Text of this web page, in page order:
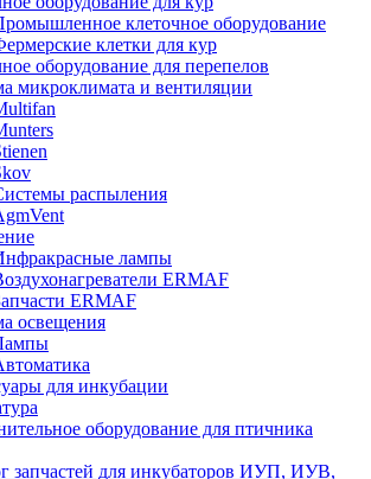
клеточное оборудование
клетки для кур
оборудование для перепелов
микроклимата и вентиляции
распыления
лампы
ERMAF
ERMAF
освещения
для инкубации
оборудование для птичника
запчастей для инкубаторов ИУП, ИУВ,